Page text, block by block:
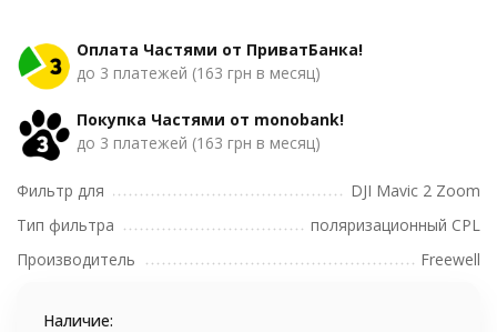
Оплата Частями от ПриватБанка!
до 3 платежей (163 грн в месяц)
Покупка Частями от monobank!
до 3 платежей (163 грн в месяц)
Фильтр для
DJI Mavic 2 Zoom
Тип фильтра
поляризационный CPL
Производитель
Freewell
Наличие: